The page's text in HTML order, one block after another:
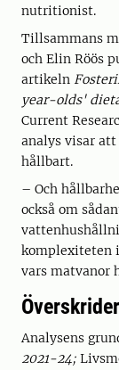
nutritionist.
Tillsammans
och Elin Röös
artikeln
year-olds'
Current
analys visar
hållbart.
– Och
också om
komplexiteten
vars matvanor
Analysens
2021-24;